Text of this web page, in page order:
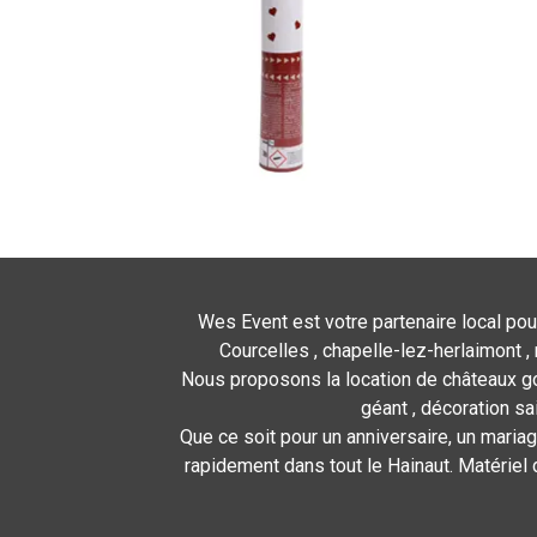
Wes Event est votre partenaire local
Courcelles , chapelle-lez-herlaimont ,
Nous proposons la location de châteaux
géant , décoration
Que ce soit pour un anniversaire, un
rapidement dans tout le Hainaut.